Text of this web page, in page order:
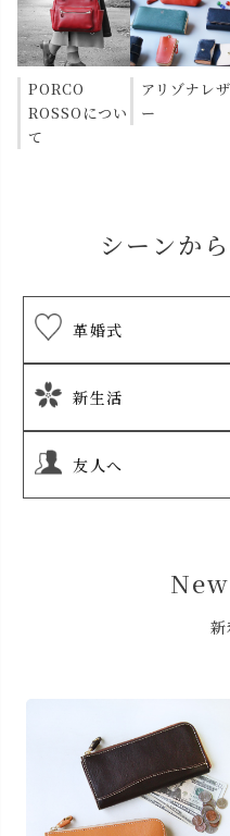
PORCO
ROSSOについ
て
アリゾナレザ
ー
シーンか
革婚式
新生活
友人へ